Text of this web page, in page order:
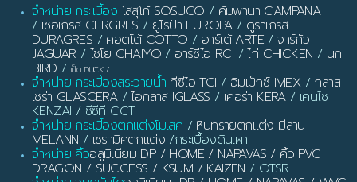
จำหน่าย กระเบื้อง โสสุโก้ SOSUCO / คัมพานา CAMPANA
/ เซอเกรส CERGRES / ยูโรป้า EUROPA/ ดูราเกรส
DURAGRES / คอตโต้ COTTO / อาร์เต้ ARTE /จาร์กัว
JAGUAR / ไชโย CHAIYO / อาร์ซีไอ RCI /ไก่ CHICKEN / นก
BIRD / เป็ด DUCK /
จำหน่าย กระเบื้องสระว่ายน้ำ ทีซีไอ TCI / อิมเม็กซ์ IMEX/ กลาส
เซร่า GLASCERA/ไอกลาส IGLASS / เคอร่า KERA/ เคนไซ
KENZAI / ซีซีที CCT
จำหน่าย กระเบื้องตกแต่งโมเสค / หินทรายตกแต่ง มีลาน
MELANN / เซรามิคตกแต่ง /กระเบื้องดินเผา
จำหน่าย คิ้วอลูมิเนียม DP / HOME / NAPAVAS / คิ้ว PVC
DRAGON / SUCCESS / KSUM / KAIZEN / OTSR